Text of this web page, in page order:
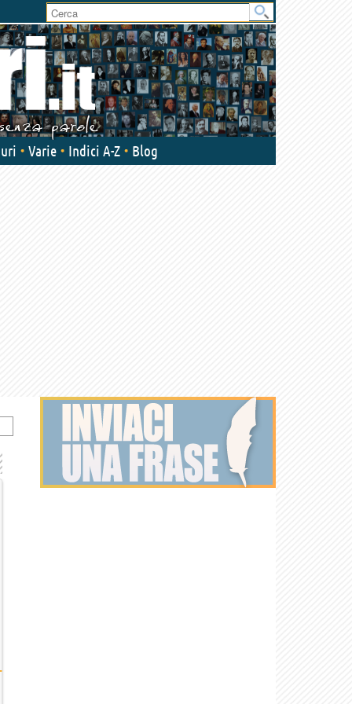
User
area
Varie Indici A-Z Blog